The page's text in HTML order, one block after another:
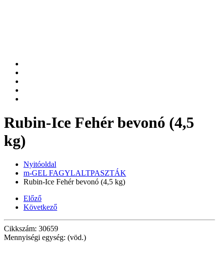
Rubin-Ice Fehér bevonó (4,5
kg)
Nyitóoldal
m-GEL FAGYLALTPASZTÁK
Rubin-Ice Fehér bevonó (4,5 kg)
Előző
Következő
Cikkszám: 30659
Mennyiségi egység: (vöd.)